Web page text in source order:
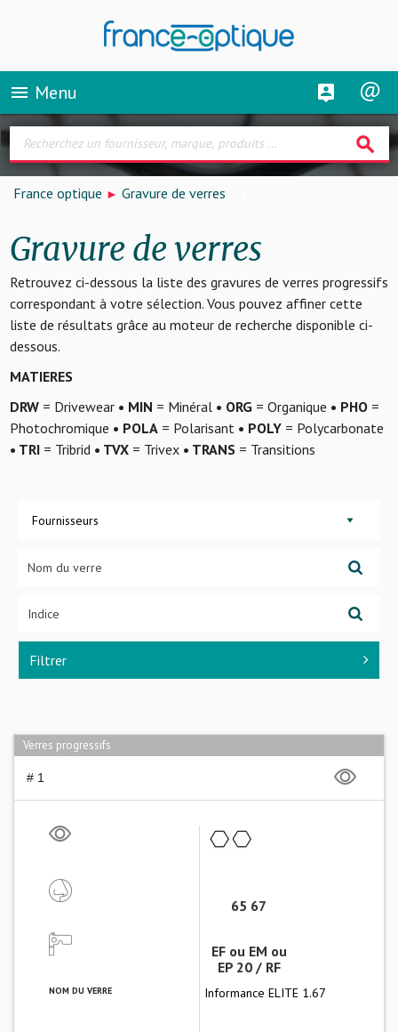
menu Menu
search
France optique Gravure de verres
Gravure de verres
Retrouvez ci-dessous la liste des gravures de verres progressifs
correspondant à votre sélection. Vous pouvez affiner cette
liste de résultats grâce au moteur de recherche disponible ci-
dessous.
MATIERES
DRW= Drivewear • MIN = Minéral • ORG= Organique • PHO=
Photochromique • POLA= Polarisant • POLY= Polycarbonate
• TRI= Tribrid • TVX= Trivex • TRANS= Transitions
Fournisseurs
Filtrer
Verres progressifs
# 1
65 67
EF ou EM ou
EP 20 / RF
NOM DU VERRE Informance ELITE 1.67